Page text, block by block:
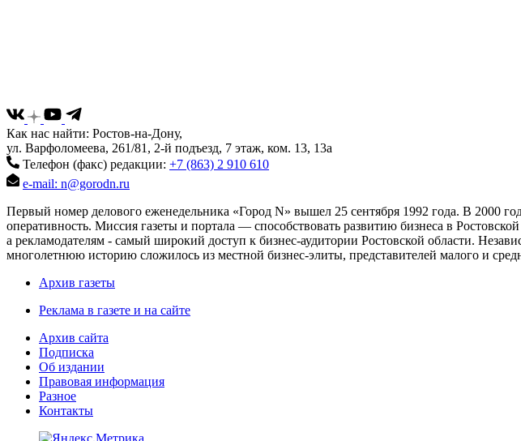
Как нас найти: Ростов-на-Дону,
ул. Варфоломеева, 261/81, 2-й подъезд, 7 этаж, ком. 13, 13а
Телефон (факс) редакции: +7 (863) 2 910 610
e-mail: n@gorodn.ru
Первый номер делового еженедельника «Город N» вышел 25 сентября 1992 года. В 2000
оперативность. Миссия газеты и портала — способствовать развитию бизнеса в
а рекламодателям - самый широкий доступ к бизнес-аудитории Ростовской области.
многолетнюю историю сложилось из местной бизнес-элиты, представителей малого и
Архив газеты
Реклама в газете и на сайте
Архив сайта
Подписка
Об издании
Правовая информация
Разное
Контакты